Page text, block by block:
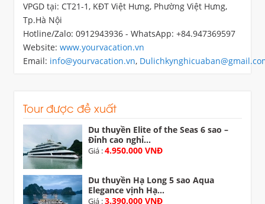
VPGD tại: CT21-1, KĐT Việt Hưng, Phường Việt Hưng,
Tp.Hà Nội
Hotline/Zalo: 0912943936 - WhatsApp: +84.947369597
Website: www.yourvacation.vn
Email: info@yourvacation.vn,
Tour được đề xuất
Du thuyền Elite of the Seas 6 sao –
Đỉnh cao nghỉ...
Giá :4.950.000 VNĐ
Du thuyền Hạ Long 5 sao Aqua
Elegance vịnh Hạ...
Giá :3.390.000 VNĐ